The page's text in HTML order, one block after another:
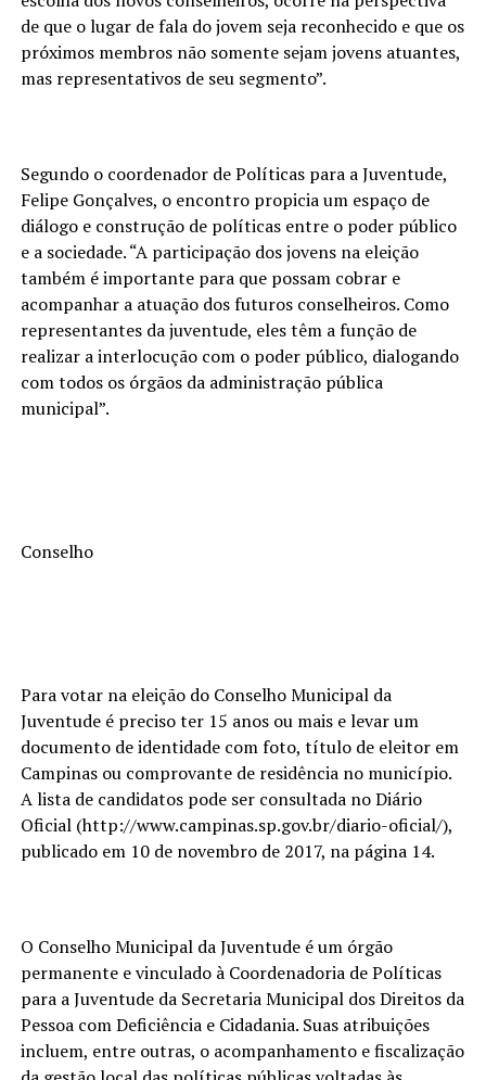
de que o lugar de fala do jovem seja reconhecido e que os
próximos membros não somente sejam jovens atuantes,
mas representativos de seu segmento”.
Segundo o coordenador de Políticas para a Juventude,
Felipe Gonçalves, o encontro propicia um espaço de
diálogo e construção de políticas entre o poder público
e a sociedade. “A participação dos jovens na eleição
também é importante para que possam cobrar e
acompanhar a atuação dos futuros conselheiros. Como
representantes da juventude, eles têm a função de
realizar a interlocução com o poder público, dialogando
com todos os órgãos da administração pública
municipal”.
Conselho
Para votar na eleição do Conselho Municipal da
Juventude é preciso ter 15 anos ou mais e levar um
documento de identidade com foto, título de eleitor em
Campinas ou comprovante de residência no município.
A lista de candidatos pode ser consultada no Diário
Oficial (http://www.campinas.sp.gov.br/diario-oficial/),
publicado em 10 de novembro de 2017, na página 14.
O Conselho Municipal da Juventude é um órgão
permanente e vinculado à Coordenadoria de Políticas
para a Juventude da Secretaria Municipal dos Direitos da
Pessoa com Deficiência e Cidadania. Suas atribuições
incluem, entre outras, o acompanhamento e fiscalização